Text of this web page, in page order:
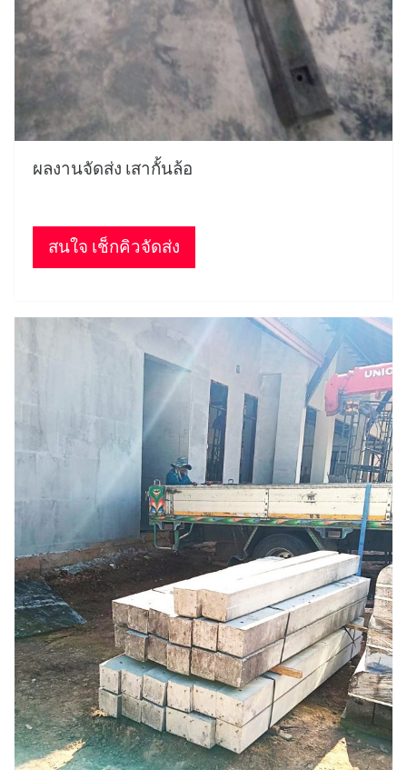
ผลงานจัดส่ง เสากั้นล้อ
สนใจ เช็กคิวจัดส่ง